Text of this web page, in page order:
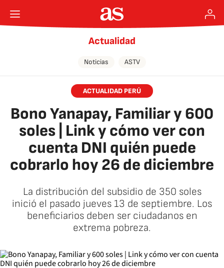
Actualidad
Noticias ASTV
ACTUALIDAD PERÚ
Bono Yanapay, Familiar y 600
soles | Link y cómo ver con
cuenta DNI quién puede
cobrarlo hoy 26 de diciembre
La distribución del subsidio de 350 soles
inició el pasado jueves 13 de septiembre. Los
beneficiarios deben ser ciudadanos en
extrema pobreza.